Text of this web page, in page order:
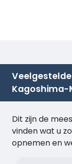
Kagoshima-
Dit zijn de
vinden wat u
opnemen en